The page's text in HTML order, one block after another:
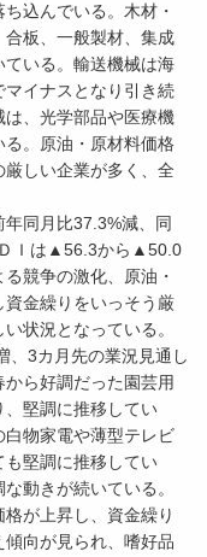
込んでいる。木材・
板、一般製材、集成
いる。輸送機械は海
イナスとなり引き続
、光学部品や医療機
。原油・原材料価格
しい企業が多く、全
同月比37.3%減、同
ＤＩは▲56.3から▲50.0
競争の激化、原油・
資金繰りをいっそう厳
状況となっている。
、3カ月先の業況見通し
ら好調だった園芸用
堅調に推移してい
物家電や薄型テレビ
堅調に推移してい
動きが続いている。
が上昇し、資金繰り
向が見られ、嗜好品